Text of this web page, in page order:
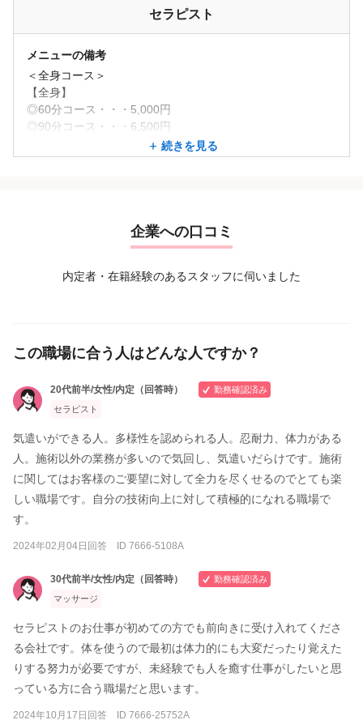
セラピスト
メニューの備考
＜全身コース＞
【全身】
◎60分コース・・・5,000円
◎90分コース・・・6,500円
◎120分コース・・・8,000円
◎150分コース・・・9,500円
◎全身60分・・・5,500円
◎全身90分・・・7,000円
◎タイ式60分 + オイル60分・・・9,500円
◎フット40分・・・4,000円
◎全身 + フット80分・・・7,500円
＜フットコース＞
◎30分コース・・・3,000円
◎60分コース・・・5,500円
◎ケア60分コース・・・5,500円
＜アラカルトメニュー＞
◎ヘッドマッサージ30分〜・・・3,000円
◎足つぼマッサージ30分〜・・・3,000円
続きを見る
企業への口コミ
内定者・在籍経験のあるスタッフに伺いました
この職場に合う人はどんな人ですか？
20代前半/女性/内定（回答時）
勤務確認済み
セラピスト
気遣いができる人。多様性を認められる人。忍耐力、体力がある
人。施術以外の業務が多いので気回し、気遣いだらけです。施術
に関してはお客様のご要望に対して全力を尽くせるのでとても楽
しい職場です。自分の技術向上に対して積極的になれる職場で
す。
2024年02月04日回答 ID 7666-5108A
30代前半/女性/内定（回答時）
勤務確認済み
マッサージ
セラピストのお仕事が初めての方でも前向きに受け入れてくださ
る会社です。体を使うので最初は体力的にも大変だったり覚えた
りする努力が必要ですが、未経験でも人を癒す仕事がしたいと思
っている方に合う職場だと思います。
2024年10月17日回答 ID 7666-25752A